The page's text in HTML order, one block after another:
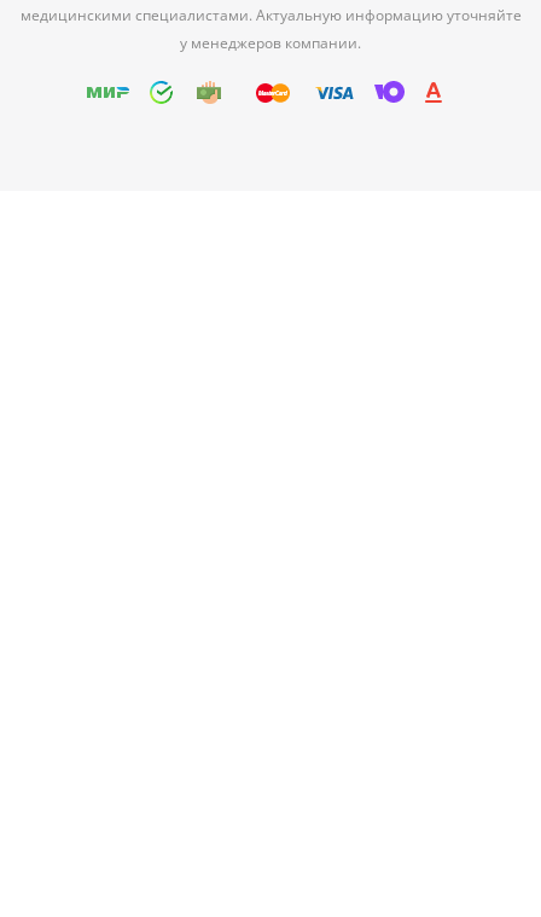
медицинскими специалистами. Актуальную информацию уточняйте
у менеджеров компании.